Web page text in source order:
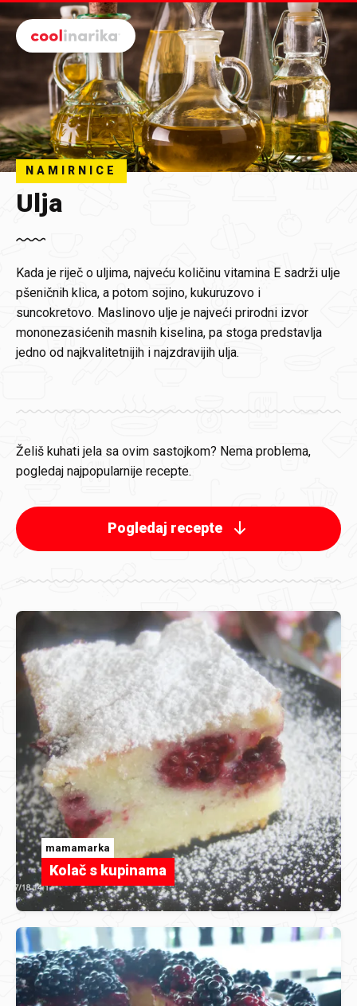
Preskoči na glavni sadržaj
NAMIRNICE
Ulja
Kada je riječ o uljima, najveću količinu vitamina E sadrži ulje
pšeničnih klica, a potom sojino, kukuruzovo i
suncokretovo. Maslinovo ulje je najveći prirodni izvor
mononezasićenih masnih kiselina, pa stoga predstavlja
jedno od najkvalitetnijih i najzdravijih ulja.
Želiš kuhati jela sa ovim sastojkom? Nema problema,
pogledaj najpopularnije recepte.
Pogledaj recepte
mamamarka
Kolač s kupinama